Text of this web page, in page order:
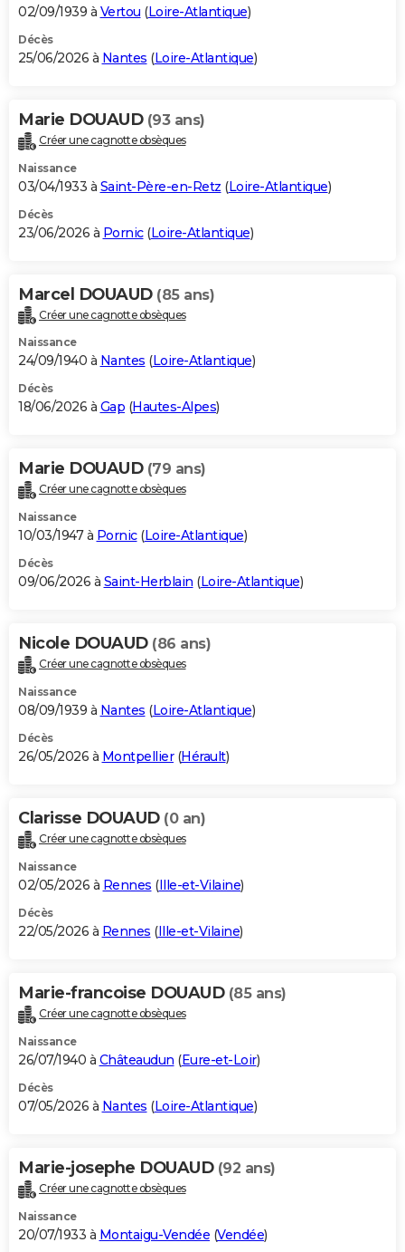
02/09/1939 à Vertou (Loire-Atlantique)
Décès
25/06/2026 à Nantes (Loire-Atlantique)
Marie DOUAUD (93 ans)
Créer une cagnotte obsèques
Naissance
03/04/1933 à Saint-Père-en-Retz (Loire-Atlantique)
Décès
23/06/2026 à Pornic(Loire-Atlantique)
Marcel DOUAUD (85 ans)
Créer une cagnotte obsèques
Naissance
24/09/1940 à Nantes (Loire-Atlantique)
Décès
18/06/2026 à Gap (Hautes-Alpes)
Marie DOUAUD (79 ans)
Créer une cagnotte obsèques
Naissance
10/03/1947 à Pornic(Loire-Atlantique)
Décès
09/06/2026 à Saint-Herblain (Loire-Atlantique)
Nicole DOUAUD (86 ans)
Créer une cagnotte obsèques
Naissance
08/09/1939 à Nantes (Loire-Atlantique)
Décès
26/05/2026 à Montpellier(Hérault)
Clarisse DOUAUD (0 an)
Créer une cagnotte obsèques
Naissance
02/05/2026 à Rennes (Ille-et-Vilaine)
Décès
22/05/2026 à Rennes (Ille-et-Vilaine)
Marie-francoise DOUAUD (85 ans)
Créer une cagnotte obsèques
Naissance
26/07/1940 à Châteaudun (Eure-et-Loir)
Décès
07/05/2026 à Nantes (Loire-Atlantique)
Marie-josephe DOUAUD (92 ans)
Créer une cagnotte obsèques
Naissance
20/07/1933 à Montaigu-Vendée (Vendée)